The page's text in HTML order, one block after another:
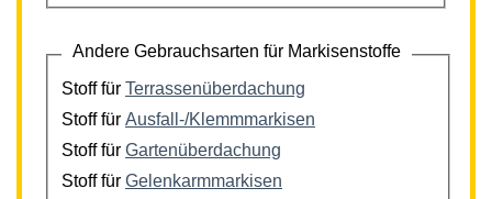
Andere Gebrauchsarten für Markisenstoffe
Stoff für Terrassenüberdachung
Stoff für Ausfall-/Klemmmarkisen
Stoff für Gartenüberdachung
Stoff für Gelenkarmmarkisen